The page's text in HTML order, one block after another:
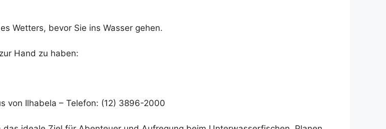
Wetters, bevor Sie ins Wasser gehen.
Hand zu haben:
von Ilhabela – Telefon: (12) 3896-2000